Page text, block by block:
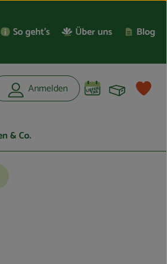
So geht’s Über uns Blog
Anmelden
& Co.